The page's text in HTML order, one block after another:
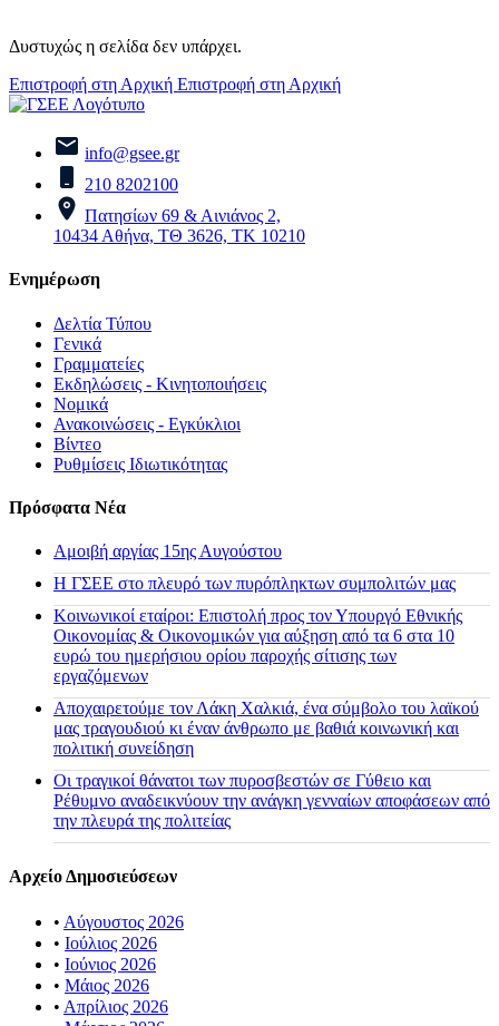
Δυστυχώς η σελίδα δεν υπάρχει.
Επιστροφή στη Αρχική Επιστροφή στη Αρχική
info@gsee.gr
210 8202100
Πατησίων 69 & Αινιάνος 2,
10434 Αθήνα, ΤΘ 3626, ΤΚ 10210
Ενημέρωση
Δελτία Τύπου
Γενικά
Γραμματείες
Εκδηλώσεις - Κινητοποιήσεις
Νομικά
Ανακοινώσεις - Εγκύκλιοι
Βίντεο
Ρυθμίσεις Ιδιωτικότητας
Πρόσφατα Νέα
Αμοιβή αργίας 15ης Αυγούστου
H ΓΣΕΕ στο πλευρό των πυρόπληκτων συμπολιτών μας
Κοινωνικοί εταίροι: Επιστολή προς τον Υπουργό Εθνικής
Οικονομίας & Οικονομικών για αύξηση από τα 6 στα 10
ευρώ του ημερήσιου ορίου παροχής σίτισης των
εργαζόμενων
Αποχαιρετούμε τον Λάκη Χαλκιά, ένα σύμβολο του λαϊκού
μας τραγουδιού κι έναν άνθρωπο με βαθιά κοινωνική και
πολιτική συνείδηση
Οι τραγικοί θάνατοι των πυροσβεστών σε Γύθειο και
Ρέθυμνο αναδεικνύουν την ανάγκη γενναίων αποφάσεων από
την πλευρά της πολιτείας
Αρχείο Δημοσιεύσεων
• Αύγουστος 2026
• Ιούλιος 2026
• Ιούνιος 2026
• Μάιος 2026
• Απρίλιος 2026